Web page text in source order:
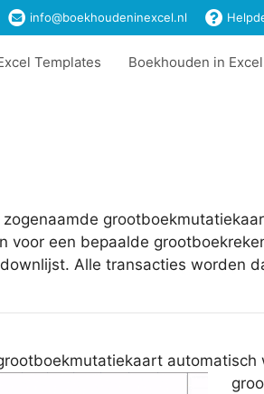
info@boekhoudeninexcel.nl
Templates Boekhouden in Excel
voor een bepaalde
Alle transacties worden